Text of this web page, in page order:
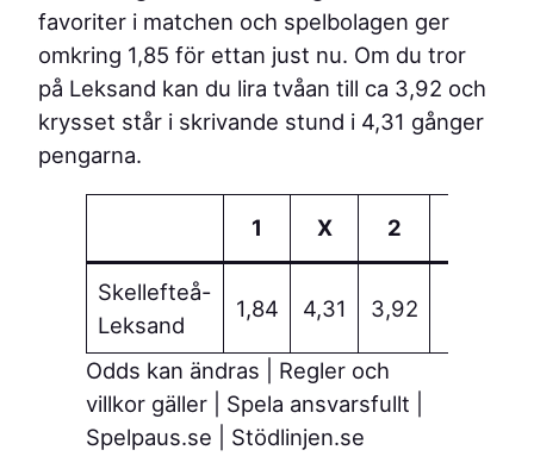
favoriter i matchen och spelbolagen ger
omkring 1,85 för ettan just nu. Om du tror
på Leksand kan du lira tvåan till ca 3,92 och
krysset står i skrivande stund i 4,31 gånger
pengarna.
1 X 2
Skellefteå-
Leksand
1,84 4,31 3,92
Odds kan ändras | Regler och
villkor gäller | Spela ansvarsfullt |
Spelpaus.se | Stödlinjen.se